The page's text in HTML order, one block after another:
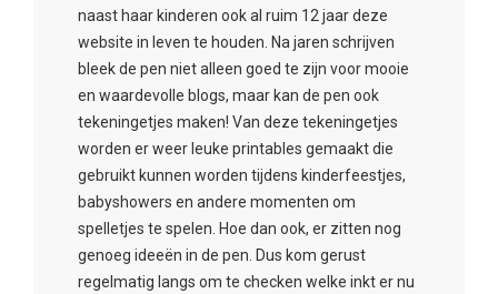
naast haar kinderen ook al ruim 12 jaar deze
website in leven te houden. Na jaren schrijven
bleek de pen niet alleen goed te zijn voor mooie
en waardevolle blogs, maar kan de pen ook
tekeningetjes maken! Van deze tekeningetjes
worden er weer leuke printables gemaakt die
gebruikt kunnen worden tijdens kinderfeestjes,
babyshowers en andere momenten om
spelletjes te spelen. Hoe dan ook, er zitten nog
genoeg ideeën in de pen. Dus kom gerust
regelmatig langs om te checken welke inkt er nu